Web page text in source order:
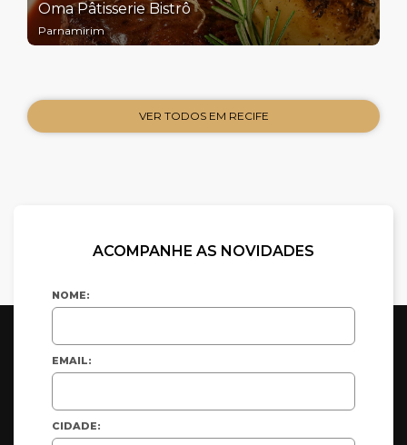
Oma Pâtisserie Bistrô
Parnamirim
VER TODOS EM RECIFE
ACOMPANHE AS NOVIDADES
NOME:
EMAIL:
CIDADE: